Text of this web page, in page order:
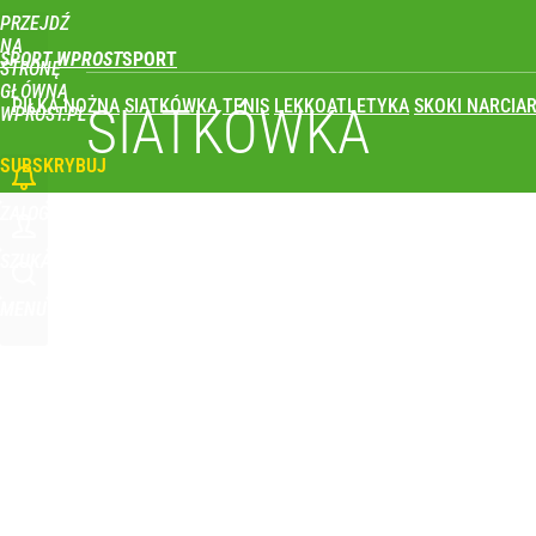
PRZEJDŹ
NA
STRONĘ
GŁÓWNĄ
WPROST.PL
SPORT WPROST
PIŁKA NOŻNA SIATKÓWKA TENIS LEKKOATLETYKA SKOKI
SUBSKRYBUJSIATKÓWKA